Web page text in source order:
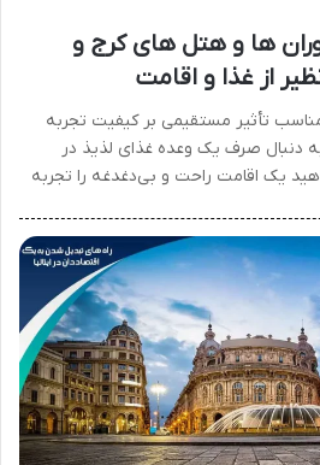
ها و هتل های کرج و
از غذا و اقامت
تأثیر مستقیمی بر کیفیت تجربه
دنبال صرف یک وعده غذای لذیذ در
یک اقامت راحت و بی‌دغدغه را تجربه